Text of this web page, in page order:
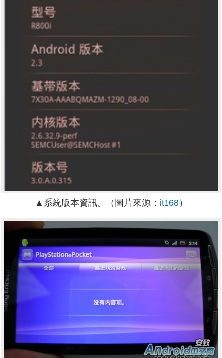
▲系統版本資訊。（圖片來源： it168）